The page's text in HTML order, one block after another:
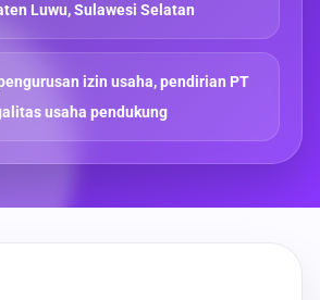
Luwu, Sulawesi Selatan
izin usaha, pendirian PT
usaha pendukung